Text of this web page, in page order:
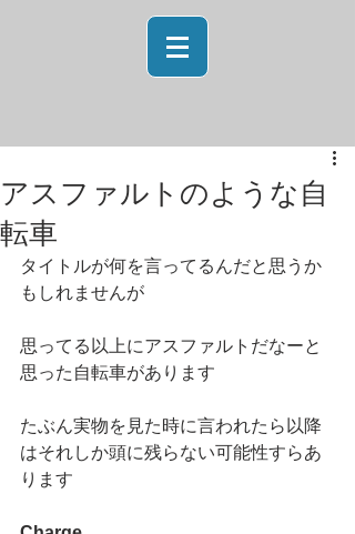
アスファルトのような自
転車
タイトルが何を言ってるんだと思うか
もしれませんが
思ってる以上にアスファルトだなーと
思った自転車があります
たぶん実物を見た時に言われたら以降
はそれしか頭に残らない可能性すらあ
ります